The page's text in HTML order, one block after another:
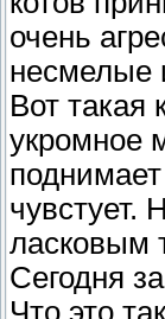
очень
несмелые
Вот такая
укромное
чувстует.
ласковым
Сегодня
Что это